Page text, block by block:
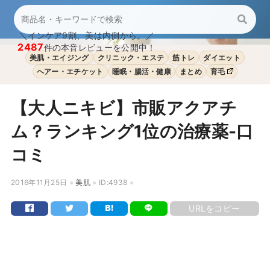
＼インケア9割、美は内側から。／
2487件の本音レビューを公開中！
美肌・エイジング クリニック・エステ 筋トレ
ダイエット
ヘアー・エチケット
睡眠・腸活・健康 まとめ 育毛
【大人ニキビ】市販アクアチ
ム？ランキング1位の治療薬-口
コミ
2016年11月25日 美肌 ID:4938
URLをコピー